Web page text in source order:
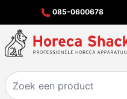
085-0600678